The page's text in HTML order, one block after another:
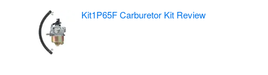
Kit1P65F Carburetor Kit Review